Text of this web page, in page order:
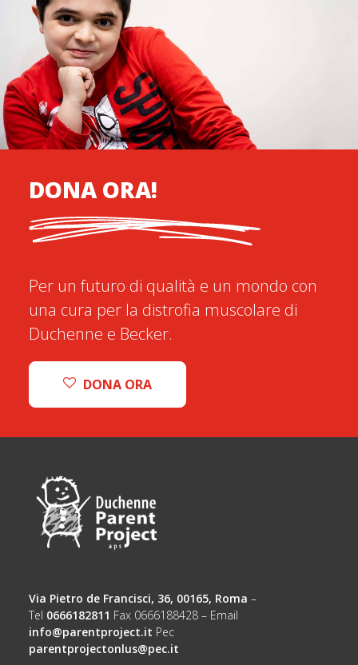
DONA ORA!
Per un futuro di qualità e un mondo con
una cura per la distrofia muscolare di
Duchenne e Becker.
DONA ORA
Via Pietro de Francisci, 36, 00165, Roma –
Tel 0666182811 Fax 0666188428 – Email
info@parentproject.it Pec
parentprojectonlus@pec.it